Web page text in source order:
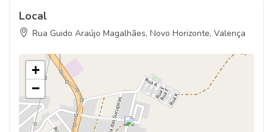
Local
Rua Guido Araújo Magalhães, Novo Horizonte, Valença
+
−